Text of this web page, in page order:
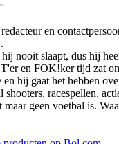
en
nooit slaapt, dus hij
en FOK!ker tijd zat
hij gaat het hebben
shooters, racespellen,
maar geen voetbal is.